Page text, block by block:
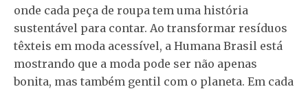
onde cada peça de roupa tem uma história
sustentável para contar. Ao transformar resíduos
têxteis em moda acessível, a Humana Brasil está
mostrando que a moda pode ser não apenas
bonita, mas também gentil com o planeta. Em cada